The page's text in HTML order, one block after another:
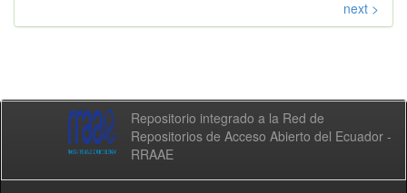
next >
Repositorio integrado a la Red de
Repositorios de Acceso Abierto del Ecuador -
RRAAE